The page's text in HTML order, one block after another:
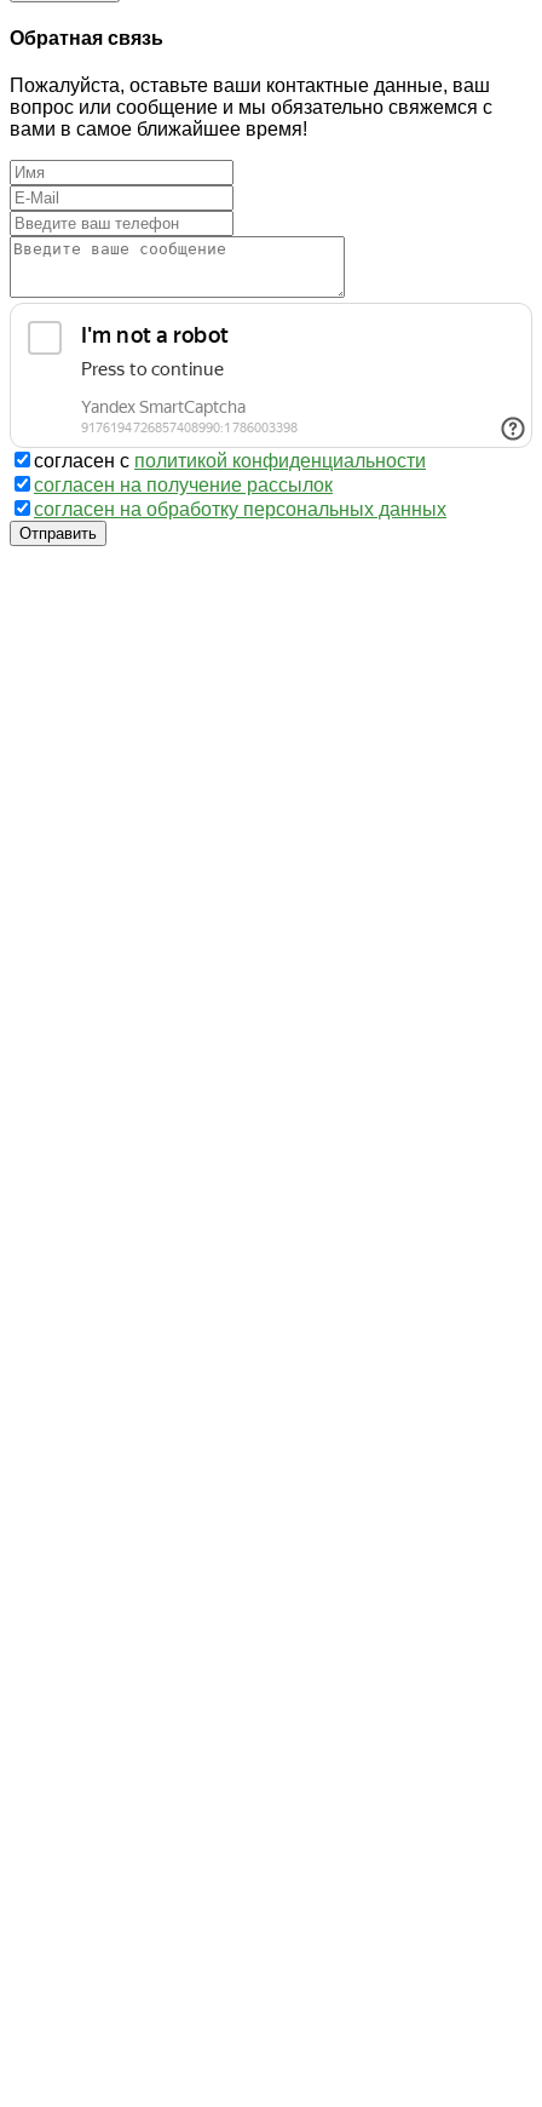
Обратная связь
Пожалуйста, оставьте ваши контактные данные, ваш
вопрос или сообщение и мы обязательно свяжемся с
вами в самое ближайшее время!
согласен с политикой конфиденциальности
согласен на получение рассылок
согласен на обработку персональных данных
Отправить